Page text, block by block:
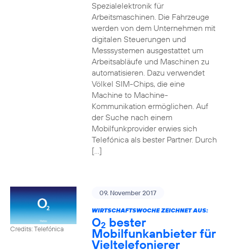
Spezialelektronik für
Arbeitsmaschinen. Die Fahrzeuge
werden von dem Unternehmen mit
digitalen Steuerungen und
Messsystemen ausgestattet um
Arbeitsabläufe und Maschinen zu
automatisieren. Dazu verwendet
Völkel SIM-Chips, die eine
Machine to Machine-
Kommunikation ermöglichen. Auf
der Suche nach einem
Mobilfunkprovider erwies sich
Telefónica als bester Partner. Durch
[…]
Credits: Telefónica
09. November 2017
WIRTSCHAFTSWOCHE ZEICHNET AUS:
O2 bester
Mobilfunkanbieter für
Vieltelefonierer